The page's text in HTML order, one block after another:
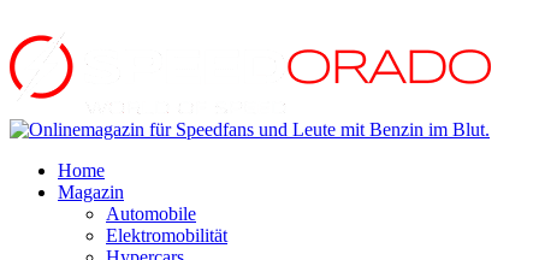
Home
Magazin
Automobile
Elektromobilität